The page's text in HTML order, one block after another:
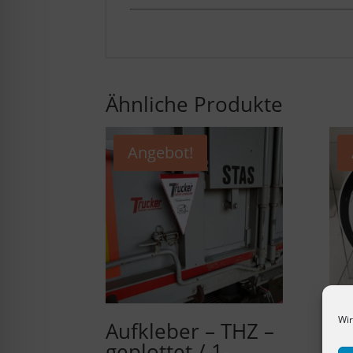
Ähnliche Produkte
Angebot!
Aufkleber – THZ –